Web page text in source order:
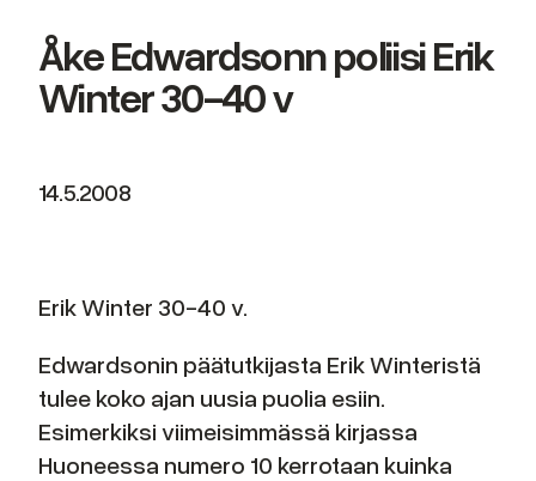
Åke Edwardsonn poliisi Erik
Winter 30-40 v
14.5.2008
Erik Winter 30-40 v.
Edwardsonin päätutkijasta Erik Winteristä
tulee koko ajan uusia puolia esiin.
Esimerkiksi viimeisimmässä kirjassa
Huoneessa numero 10 kerrotaan kuinka